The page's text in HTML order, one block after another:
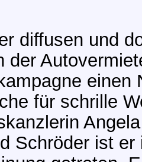
diffusen und
der
einen
für schrille
Schröder ist